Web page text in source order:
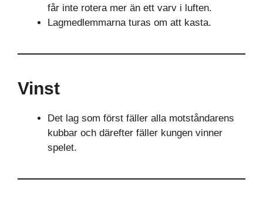
får inte rotera mer än ett varv i luften.
Lagmedlemmarna turas om att kasta.
Vinst
Det lag som först fäller alla motståndarens
kubbar och därefter fäller kungen vinner
spelet.